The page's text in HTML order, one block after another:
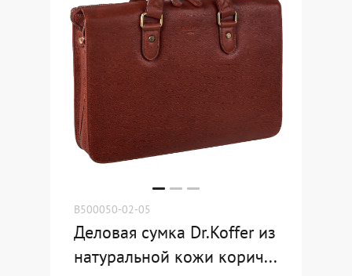
B500050-02-05
Деловая сумка Dr.Koffer из
натуральной кожи корич...